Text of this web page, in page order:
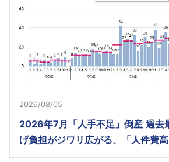
2026/08/05
2026年7月「人手不足」倒産 過
げ負担がジワリ広がる、「人件費